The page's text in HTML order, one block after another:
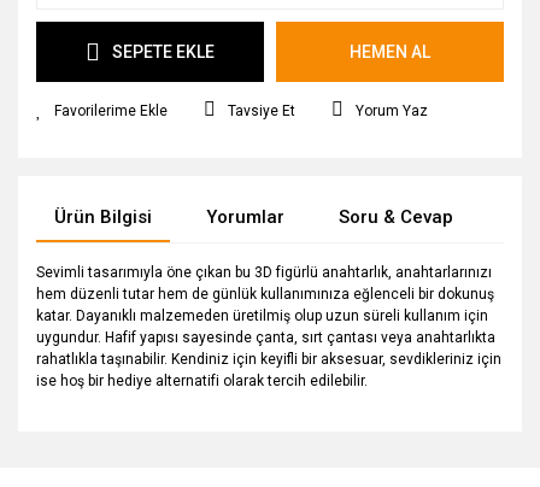
SEPETE EKLE HEMEN AL
Tavsiye Et Yorum Yaz
Ürün Bilgisi Yorumlar Soru & Cevap
Sevimli tasarımıyla öne çıkan bu 3D figürlü anahtarlık, anahtarlarınızı
hem düzenli tutar hem de günlük kullanımınıza eğlenceli bir dokunuş
katar. Dayanıklı malzemeden üretilmiş olup uzun süreli kullanım için
uygundur. Hafif yapısı sayesinde çanta, sırt çantası veya anahtarlıkta
rahatlıkla taşınabilir. Kendiniz için keyifli bir aksesuar, sevdikleriniz için
ise hoş bir hediye alternatifi olarak tercih edilebilir.